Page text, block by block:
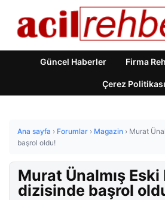
Güncel Haberler Firma
Çerez Politikası
Ana sayfa › Forumlar › Magazin › Murat
başrol oldu!
Murat Ünalmış Eski
dizisinde başrol